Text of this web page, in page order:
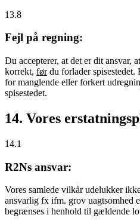
13.8
Fejl på regning:
Du accepterer, at det er dit ansvar,
korrekt, førdu forlader spisestedet.
for manglende eller forkert
spisestedet.
14. Vores
14.1
R2Ns ansvar:
Vores samlede vilkår udelukker
ansvarlig fx ifm. grov uagtsomhed
begrænses i henhold til gældende